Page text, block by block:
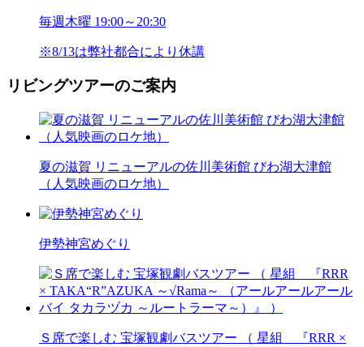
毎週木曜 19:00～20:30
※8/13は弊社都合により休講
リビングツアーのご案内
夏の滋賀 リニューアルの佐川美術館 びわ湖大津館
（人気映画のロケ地）
伊勢神宮めぐり
Ｓ席で楽しむ 宝塚観劇バスツアー （ 星組 『RRR ×